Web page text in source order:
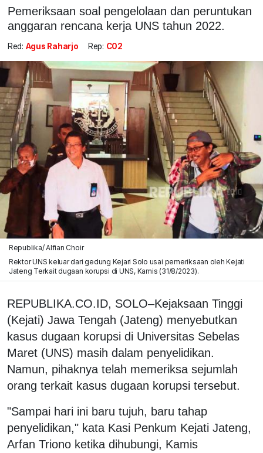
Pemeriksaan soal pengelolaan dan peruntukan
anggaran rencana kerja UNS tahun 2022.
Red: Agus Raharjo Rep: C02
Republika/ Alfian Choir
Rektor UNS keluar dari gedung Kejari Solo usai pemeriksaan oleh Kejati
Jateng Terkait dugaan korupsi di UNS, Kamis (31/8/2023).
REPUBLIKA.CO.ID, SOLO–Kejaksaan Tinggi
(Kejati) Jawa Tengah (Jateng) menyebutkan
kasus dugaan korupsi di Universitas Sebelas
Maret (UNS) masih dalam penyelidikan.
Namun, pihaknya telah memeriksa sejumlah
orang terkait kasus dugaan korupsi tersebut.
"Sampai hari ini baru tujuh, baru tahap
penyelidikan," kata Kasi Penkum Kejati Jateng,
Arfan Triono ketika dihubungi, Kamis